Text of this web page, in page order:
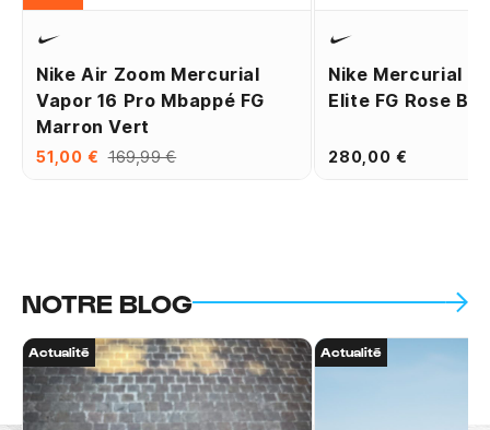
Nike Air Zoom Mercurial
Vapor 16 Pro Mbappé FG
Marron Vert
51,00 € 169,99 €
Nike Mercurial
Elite FG Rose
280,00 €
NOTRE BLOG
Actualité Actualité